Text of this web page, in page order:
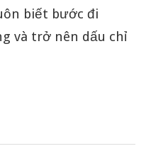
biết bước đi
và trở nên dấu chỉ